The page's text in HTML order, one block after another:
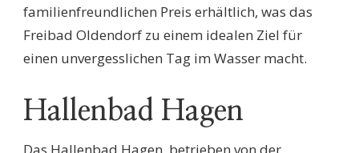
familienfreundlichen Preis erhältlich, was das
Freibad Oldendorf zu einem idealen Ziel für
einen unvergesslichen Tag im Wasser macht.
Hallenbad Hagen
Das Hallenbad Hagen, betrieben von der